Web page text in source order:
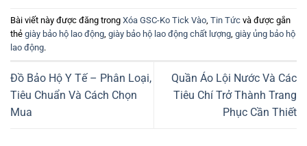
Bài viết này được đăng trong Xóa GSC-Ko Tick Vào Tin Tức và được gắn
thẻ giày bảo hộ lao động giày bảo hộ lao động chất lượng giày ủng bảo hộ
lao động.
Đồ Bảo Hộ Y Tế – Phân Loại,
Tiêu Chuẩn Và Cách Chọn
Mua
Quần Áo Lội Nước Và Các
Tiêu Chí Trở Thành Trang
Phục Cần Thiết